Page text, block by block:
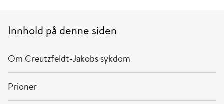
Innhold på denne siden
Om Creutzfeldt-Jakobs sykdom
Prioner